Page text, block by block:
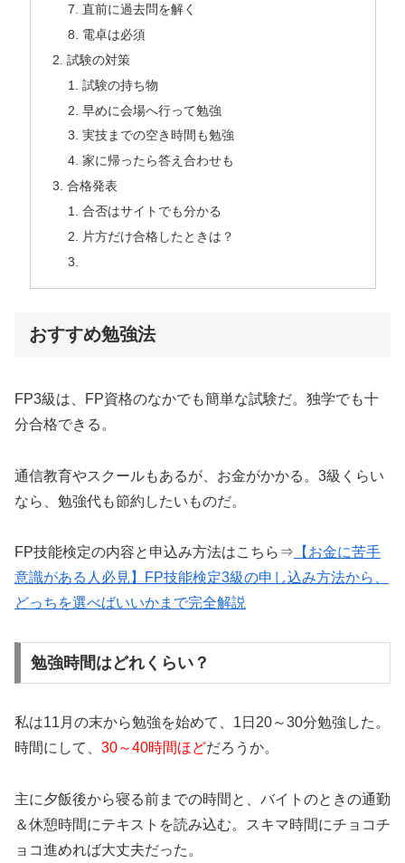
直前に過去問を解く
電卓は必須
試験の対策
試験の持ち物
早めに会場へ行って勉強
実技までの空き時間も勉強
家に帰ったら答え合わせも
合格発表
合否はサイトでも分かる
片方だけ合格したときは？
おすすめ勉強法
FP3級は、FP資格のなかでも簡単な試験だ。独学でも十
分合格できる。
通信教育やスクールもあるが、お金がかかる。3級くらい
なら、勉強代も節約したいものだ。
FP技能検定の内容と申込み方法はこちら⇒ 【お金に苦手
意識がある人必見】FP技能検定3級の申し込み方法から、
どっちを選べばいいかまで完全解説
勉強時間はどれくらい？
私は11月の末から勉強を始めて、1日20～30分勉強した。
時間にして、 30～40時間ほどだろうか。
主に夕飯後から寝る前までの時間と、バイトのときの通勤
＆休憩時間にテキストを読み込む。スキマ時間にチョコチ
ョコ進めれば大丈夫だった。